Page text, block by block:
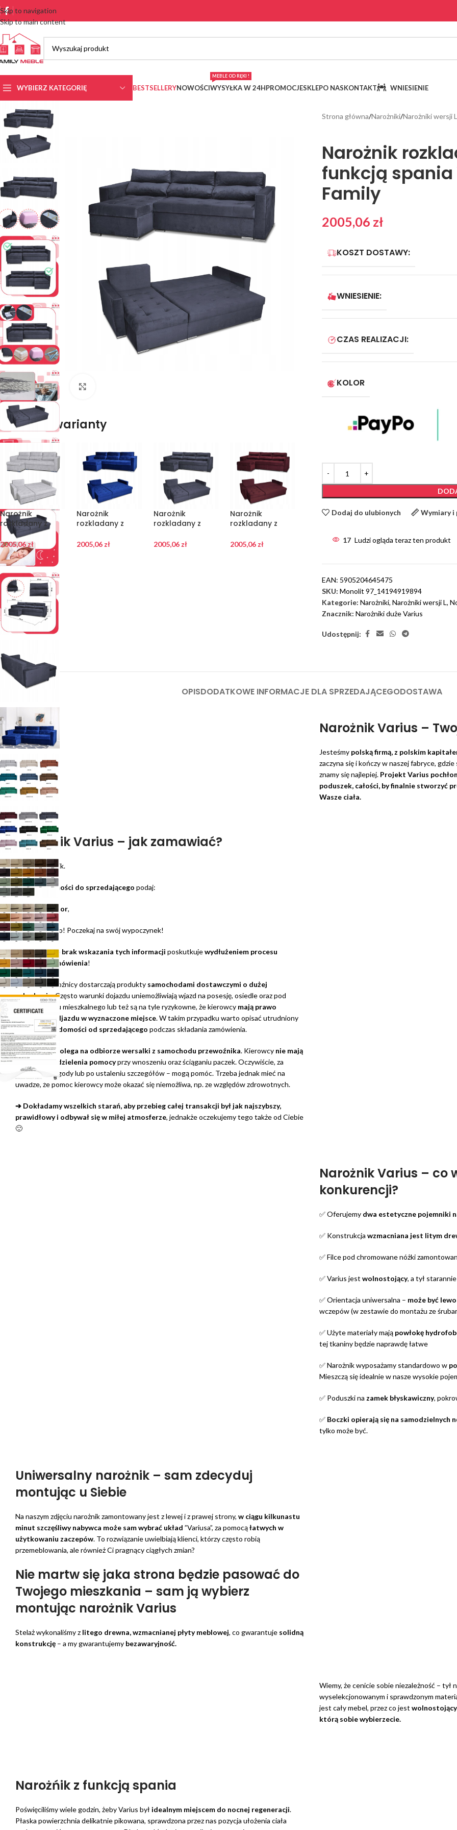
Skip to navigation
Skip to main content
WYBIERZ KATEGORIĘ BESTSELLERYNOWOŚCIWYSYŁKA W 24H
MEBLE OD RĘKI !
PROMOCJESKLEPO NASKONTAKT WNIESIENIE
warianty
Narożnik
rozkladany z
funkcją spania
Varius Family
2005,06zł
Narożnik
rozkladany z
Varius Family
2005,06zł
Narożnik
rozkladany z
Varius Family
2005,06zł
Narożnik
rozkladany z
Varius Family
2005,06zł
Narożnik
Varius Family
2005,06zł
Narożnik
Varius Family
2005,06zł
Strona główna Narożniki Narożniki wersji L
Narożnik
funkcją spania
Family
2005,06 zł
KOSZT DOSTAWY:
WNIESIENIE:
CZAS REALIZACJI:
KOLOR
Dodaj do ulubionych Wymiary i
17 Ludzi ogląda teraz ten produkt
EAN: 5905204645475
SKU: Monolit 97_14194919894
Kategorie: Narożniki, Narożniki wersji L,
Znacznik: Narożniki duże Varius
Udostępnij:
OPISDODATKOWE INFORMACJE DLA SPRZEDAJĄCEGODOSTAWA
Narożnik Varius –
Jesteśmy polską firmą, z polskim
zaczyna się i kończy w naszej fabryce,
znamy się najlepiej. Projekt Varius
poduszek, całości, by finalnie stworzyć
Wasze ciała.
Narożnik Varius – jak zamawiać?
1. Kup narożnik.
2. WWiadomości do sprzedającego podaj:
– wybranykolor,
3. To wszystko! Poczekaj na swój wypoczynek!
➔Pamiętaj, że brak wskazania tych informacji poskutkujewydłużeniem procesu
realizacji zamówienia!
➔Nasi przewoźnicy dostarczają produkty samochodami dostawczymi o dużej
zabudowie. Często warunki dojazdu uniemożliwiają wjazd na posesję, osiedle oraz pod
drzwi budynku mieszkalnego lub też są na tyle ryzykowne, że kierowcy mają prawo
odmówić podjazdu w wyznaczone miejsce. W takim przypadku warto opisać utrudniony
dojazd wWiadomości od sprzedającego podczas składania zamówienia.
➔ Dostawa polega na odbiorze wersalki z samochodu przewoźnika. Kierowcy nie mają
obowiązku udzielenia pomocyprzy wnoszeniu oraz ściąganiu paczek. Oczywiście, za
wyrażeniem zgody lub po ustaleniu szczegółów – mogą pomóc. Trzeba jednak mieć na
uwadze, że pomoc kierowcy może okazać się niemożliwa, np. ze względów zdrowotnych.
➔ Dokładamy wszelkich starań, aby przebieg całej transakcji był jak najszybszy,
prawidłowy i odbywał się w miłej atmosferze, jednakże oczekujemy tego także od Ciebie
🙂
Narożnik Varius – co
konkurencji?
✅ Oferujemy dwa estetyczne pojemniki
✅ Konstrukcja wzmacniana jest litym
✅ Filce pod chromowane nóżki
✅ Varius jest wolnostojący, a tył
✅ Orientacja uniwersalna – może być
wczepów (w zestawie do montażu ze
✅ Użyte materiały mają powłokę
tej tkaniny będzie naprawdę łatwe
✅ Narożnik wyposażamy standardowo w
Mieszczą się idealnie w nasze wysokie
✅ Poduszki na zamek błyskawiczny,
✅ Boczki opierają się na samodzielnych
tylko może być.
Uniwersalny narożnik – sam zdecyduj
montując u Siebie
Na naszym zdjęciu narożnik zamontowany jest z lewej i z prawej strony,
w ciągu kilkunastu
minut szczęśliwy nabywca może sam wybrać układ”Variusa”, za pomocą
łatwych w
użytkowaniu zaczepów
. To rozwiązanie uwielbiają klienci, którzy często robią
Nie martw się jaka strona będzie pasować do
Twojego mieszkania – sam ją wybierz
montując narożnik Varius
Stelaż wykonaliśmy z litego drewna, wzmacnianej płyty meblowej